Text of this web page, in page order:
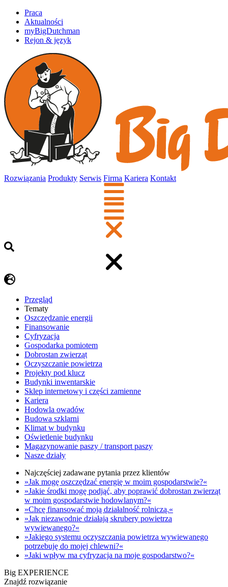
Praca
Aktualności
myBigDutchman
Rejon & język
Rozwiązania Produkty Serwis Firma Kariera Kontakt
Przegląd
Tematy
​Oszczędzanie energii
Finansowanie
Cyfryzacja
Gospodarka pomiotem
Dobrostan zwierząt
Oczyszczanie powietrza
Projekty pod klucz
Budynki inwentarskie
Sklep internetowy i części zamienne
Kariera
Hodowla owadów
Budowa szklarni
Klimat w budynku
Oświetlenie budynku
Magazynowanie paszy / transport paszy
Nasze działy
Najczęściej zadawane pytania przez klientów
»Jak mogę oszczędzać energię w moim gospodarstwie?«
»Jakie środki mogę podjąć, aby poprawić dobrostan zwierząt
w moim gospodarstwie hodowlanym?«
»Chcę finansować moją działalność rolniczą.«
»Jak niezawodnie działają skrubery powietrza
wywiewanego?«
»Jakiego systemu oczyszczania powietrza wywiewanego
potrzebuję do mojej chlewni?«
»Jaki wpływ ma cyfryzacja na moje gospodarstwo?«
Big EXPERIENCE
Znajdź rozwiązanie